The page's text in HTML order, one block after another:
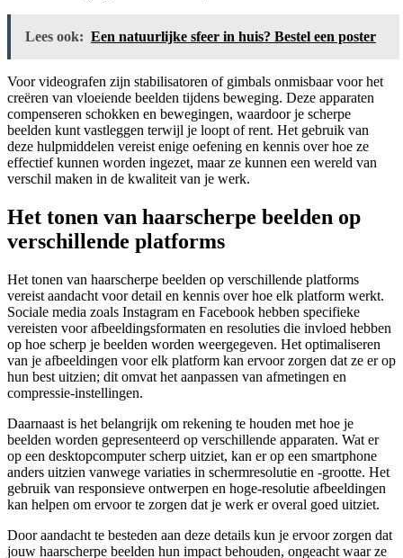
Lees ook: Een natuurlijke sfeer in huis? Bestel een poster
Voor videografen zijn stabilisatoren of gimbals onmisbaar voor het
creëren van vloeiende beelden tijdens beweging. Deze apparaten
compenseren schokken en bewegingen, waardoor je scherpe
beelden kunt vastleggen terwijl je loopt of rent. Het gebruik van
deze hulpmiddelen vereist enige oefening en kennis over hoe ze
effectief kunnen worden ingezet, maar ze kunnen een wereld van
verschil maken in de kwaliteit van je werk.
Het tonen van haarscherpe beelden op
verschillende platforms
Het tonen van haarscherpe beelden op verschillende platforms
vereist aandacht voor detail en kennis over hoe elk platform werkt.
Sociale media zoals Instagram en Facebook hebben specifieke
vereisten voor afbeeldingsformaten en resoluties die invloed hebben
op hoe scherp je beelden worden weergegeven. Het optimaliseren
van je afbeeldingen voor elk platform kan ervoor zorgen dat ze er op
hun best uitzien; dit omvat het aanpassen van afmetingen en
compressie-instellingen.
Daarnaast is het belangrijk om rekening te houden met hoe je
beelden worden gepresenteerd op verschillende apparaten. Wat er
op een desktopcomputer scherp uitziet, kan er op een smartphone
anders uitzien vanwege variaties in schermresolutie en -grootte. Het
gebruik van responsieve ontwerpen en hoge-resolutie afbeeldingen
kan helpen om ervoor te zorgen dat je werk er overal goed uitziet.
Door aandacht te besteden aan deze details kun je ervoor zorgen dat
jouw haarscherpe beelden hun impact behouden, ongeacht waar ze